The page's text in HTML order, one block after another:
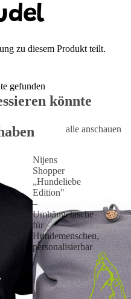
zu diesem Produkt teilt.
gefunden
könnte
alle anschauen
Nijens
Shopper
„Hundeliebe
Edition"
–
Umhängetasche
für
Hundemenschen,
personalisierbar